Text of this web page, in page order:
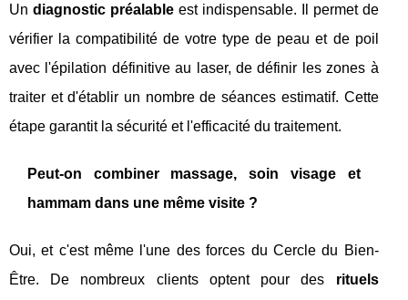
Un diagnostic préalableest indispensable. Il permet de
vérifier la compatibilité de votre type de peau et de poil
avec l'épilation définitive au laser, de définir les zones à
traiter et d'établir un nombre de séances estimatif. Cette
étape garantit la sécurité et l'efficacité du traitement.
Peut-on combiner massage, soin visage et
hammam dans une même visite ?
Oui, et c'est même l'une des forces du Cercle du Bien-
Être. De nombreux clients optent pour des rituels